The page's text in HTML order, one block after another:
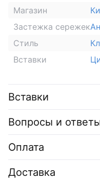
Магазин
Застежка сережек
Стиль
Вставки
Вставки
Вопросы и
Оплата
Доставка